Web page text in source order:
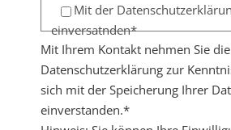
Mit der
einversatnden*
Mit Ihrem Kontakt nehmen Sie die
Datenschutzerklärung zur
sich mit der Speicherung Ihrer
einverstanden.*